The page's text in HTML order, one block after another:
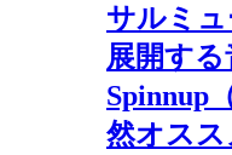
サルミ
展開す
Spinnup
然オス